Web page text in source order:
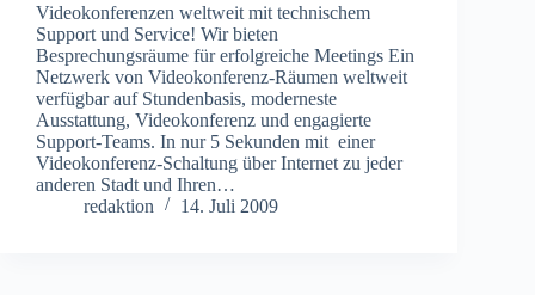
Videokonferenzen weltweit mit technischem
Support und Service! Wir bieten
Besprechungsräume für erfolgreiche Meetings Ein
Netzwerk von Videokonferenz-Räumen weltweit
verfügbar auf Stundenbasis, moderneste
Ausstattung, Videokonferenz und engagierte
Support-Teams. In nur 5 Sekunden mit einer
Videokonferenz-Schaltung über Internet zu jeder
anderen Stadt und Ihren…
redaktion
14. Juli 2009